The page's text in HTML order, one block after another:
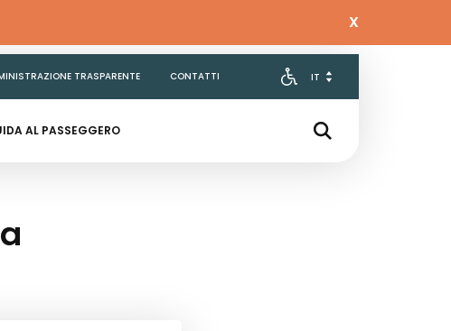
X
TRASPARENTE CONTATTI
AL PASSEGGERO